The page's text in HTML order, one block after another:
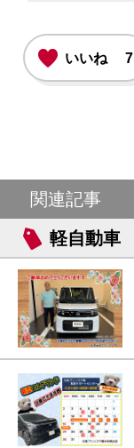
いいね 7
関連記事
軽自動車